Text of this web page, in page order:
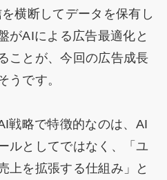
横断してデータを保有し
がAIによる広告最適化と
ことが、今回の広告成長
うです。
戦略で特徴的なのは、AI
ルとしてではなく、「ユ
上を拡張する仕組み」と